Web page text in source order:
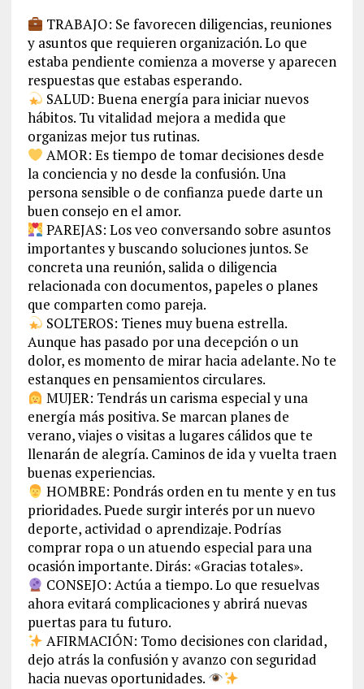
TRABAJO: Se favorecen diligencias, reuniones
y asuntos que requieren organización. Lo que
estaba pendiente comienza a moverse y aparecen
respuestas que estabas esperando.
SALUD: Buena energía para iniciar nuevos
hábitos. Tu vitalidad mejora a medida que
organizas mejor tus rutinas.
AMOR: Es tiempo de tomar decisiones desde
la conciencia y no desde la confusión. Una
persona sensible o de confianza puede darte un
buen consejo en el amor.
PAREJAS: Los veo conversando sobre asuntos
importantes y buscando soluciones juntos. Se
concreta una reunión, salida o diligencia
relacionada con documentos, papeles o planes
que comparten como pareja.
SOLTEROS: Tienes muy buena estrella.
Aunque has pasado por una decepción o un
dolor, es momento de mirar hacia adelante. No te
estanques en pensamientos circulares.
MUJER: Tendrás un carisma especial y una
energía más positiva. Se marcan planes de
verano, viajes o visitas a lugares cálidos que te
llenarán de alegría. Caminos de ida y vuelta traen
buenas experiencias.
HOMBRE: Pondrás orden en tu mente y en tus
prioridades. Puede surgir interés por un nuevo
deporte, actividad o aprendizaje. Podrías
comprar ropa o un atuendo especial para una
ocasión importante. Dirás: «Gracias totales».
CONSEJO: Actúa a tiempo. Lo que resuelvas
ahora evitará complicaciones y abrirá nuevas
puertas para tu futuro.
AFIRMACIÓN: Tomo decisiones con claridad,
dejo atrás la confusión y avanzo con seguridad
hacia nuevas oportunidades.